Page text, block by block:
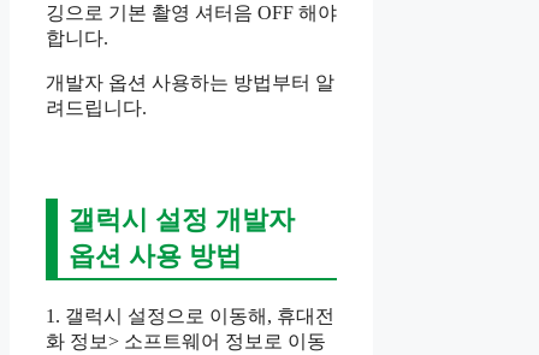
깅으로 기본 촬영 셔터음 OFF 해야
합니다.
개발자 옵션 사용하는 방법부터 알
려드립니다.
갤럭시 설정 개발자
옵션 사용 방법
1. 갤럭시 설정으로 이동해, 휴대전
화 정보> 소프트웨어 정보로 이동